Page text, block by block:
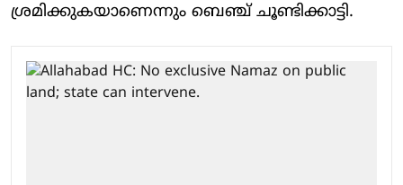
ശ്രമിക്കുകയാണെന്നും ബെഞ്ച് ചൂണ്ടിക്കാട്ടി.